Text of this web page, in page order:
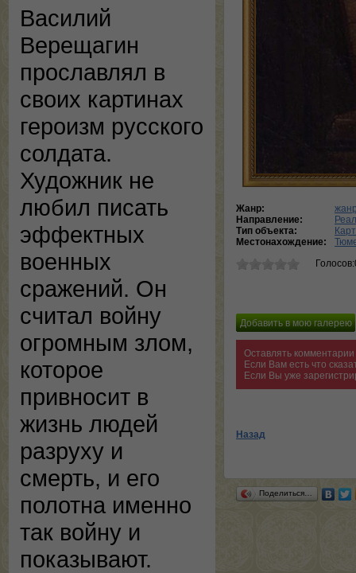
Василий
Верещагин
прославлял в
своих картинах
героизм русского
солдата.
Художник не
любил писать
эффектных
военных
сражений. Он
считал войну
огромным злом,
которое
привносит в
жизнь людей
разруху и
смерть, и его
полотна именно
так войну и
показывают.
Жанр:
Направление:
Тип объекта:
Местонахождение:
Оставлять
Если Вам есть что
Если Вы уже
Назад
Поделиться…